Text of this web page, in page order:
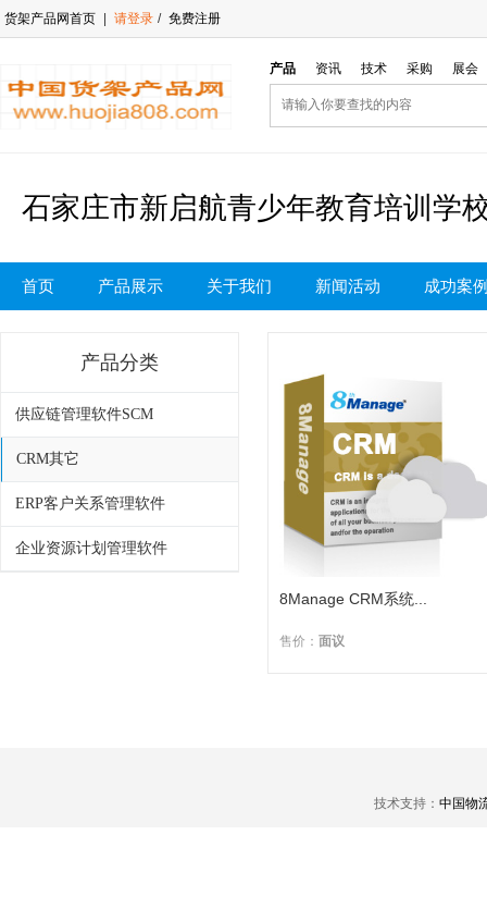
货架产品网首页 请登录 / 免费注册
产品 资讯 技术 采购 展会
石家庄市新启航青少年教育培训学
首页 产品展示 关于我们 新闻活动 成功案
产品分类
供应链管理软件SCM
CRM其它
ERP客户关系管理软件
企业资源计划管理软件
8Manage CRM系统...
售价： 面议
技术支持： 中国物